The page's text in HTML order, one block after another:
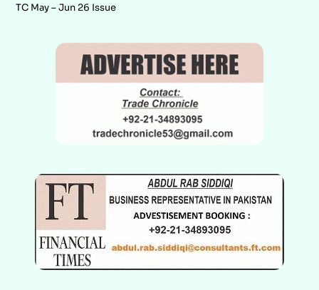
TC May – Jun 26 Issue